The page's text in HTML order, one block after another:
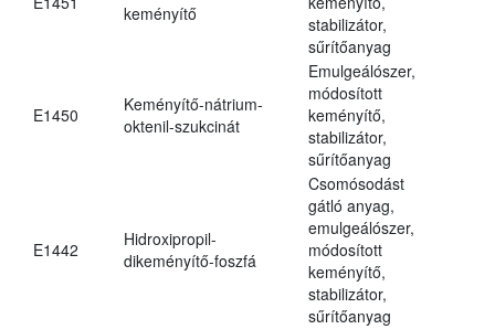
keményítő
stabilizátor,
sűrítőanyag
E1450
Keményítő-nátrium-
oktenil-szukcinát
Emulgeálószer,
módosított
keményítő,
stabilizátor,
sűrítőanyag
E1442
Hidroxipropil-
dikeményítő-foszfá
Csomósodást
gátló anyag,
emulgeálószer,
módosított
keményítő,
stabilizátor,
sűrítőanyag